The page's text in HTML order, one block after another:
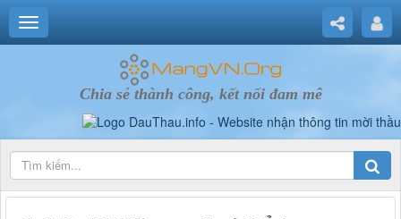
Chia sẻ thành công, kết nối đam mê